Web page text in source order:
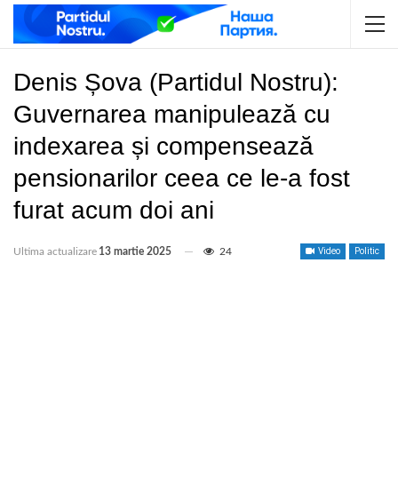
Denis Șova (Partidul Nostru):
Guvernarea manipulează cu
indexarea și compensează
pensionarilor ceea ce le-a fost
furat acum doi ani
Video Politic
Ultima actualizare 13 martie 2025 24